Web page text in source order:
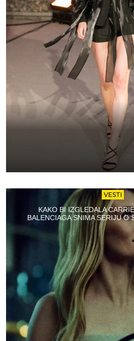
VESTI
KAKO BI IZGLEDALA
BALENCIAGA SNIMA SERIJU O